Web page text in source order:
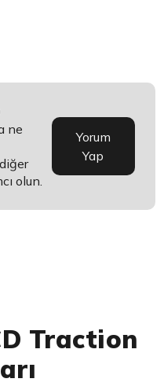
ne
olun.
Yorum
Yap
Traction